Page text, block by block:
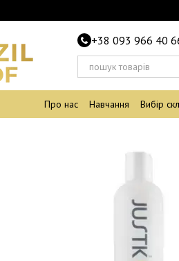
+38 093 966 40
Про нас Навчання Вибір